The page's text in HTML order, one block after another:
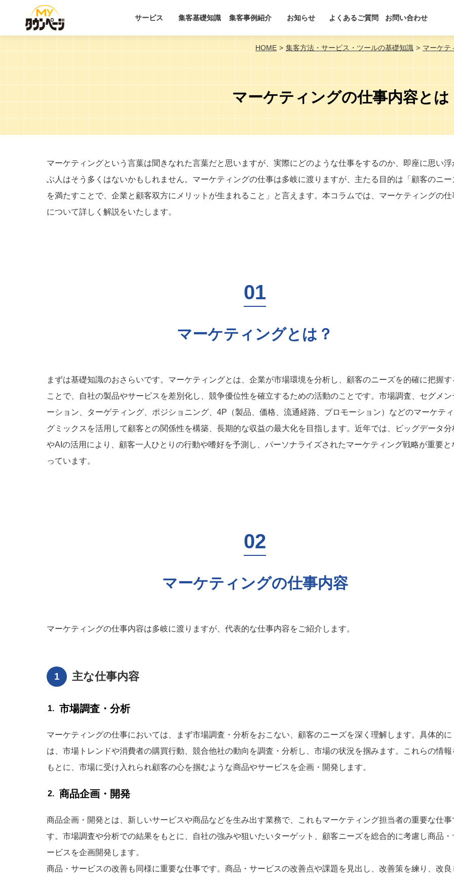
サービス 集客基礎知識 集客事例紹介 お知らせ よくあるご質問 お問い合わせ
HOME 集客方法・サービス・ツールの基礎知識 マーケテ
マーケティングの仕事内容とは
マーケティングという言葉は聞きなれた言葉だと思いますが、実際にどのような仕事をするのか、即座に思い浮
ぶ人はそう多くはないかもしれません。マーケティングの仕事は多岐に渡りますが、主たる目的は「顧客のニー
を満たすことで、企業と顧客双方にメリットが生まれること」と言えます。本コラムでは、マーケティングの仕
について詳しく解説をいたします。
マーケティングとは？
まずは基礎知識のおさらいです。マーケティングとは、企業が市場環境を分析し、顧客のニーズを的確に把握す
ことで、自社の製品やサービスを差別化し、競争優位性を確立するための活動のことです。市場調査、セグメン
ーション、ターゲティング、ポジショニング、4P（製品、価格、流通経路、プロモーション）などのマーケテ
グミックスを活用して顧客との関係性を構築、長期的な収益の最大化を目指します。近年では、ビッグデータ分
やAIの活用により、顧客一人ひとりの行動や嗜好を予測し、パーソナライズされたマーケティング戦略が重要と
っています。
マーケティングの仕事内容
マーケティングの仕事内容は多岐に渡りますが、代表的な仕事内容をご紹介します。
主な仕事内容
市場調査・分析
マーケティングの仕事においては、まず市場調査・分析をおこない、顧客のニーズを深く理解します。具体的に
は、市場トレンドや消費者の購買行動、競合他社の動向を調査・分析し、市場の状況を掴みます。これらの情報
もとに、市場に受け入れられ顧客の心を掴むような商品やサービスを企画・開発します。
商品企画・開発
商品企画・開発とは、新しいサービスや商品などを生み出す業務で、これもマーケティング担当者の重要な仕事
す。市場調査や分析での結果をもとに、自社の強みや狙いたいターゲット、顧客ニーズを総合的に考慮し商品・
ービスを企画開発します。
商品・サービスの改善も同様に重要な仕事です。商品・サービスの改善点や課題を見出し、改善策を練り、改良